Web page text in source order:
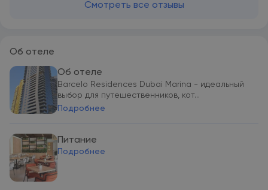
Смотреть все отзывы
Об отеле
Об отеле
Barcelo Residences Dubai Marina - идеальный
выбор для путешественников, кот...
Подробнее
Питание
Подробнее